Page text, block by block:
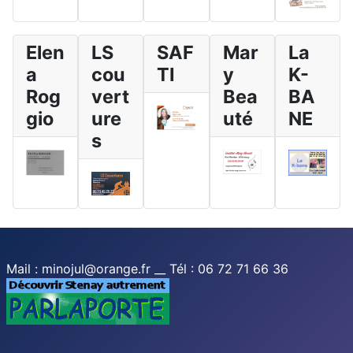
Elen
a
Rog
gio
LS
cou
vert
ure
s
SAF
TI
Mar
y
Bea
uté
La
K-
BA
NE
Mail : minojul@orange.fr __ Tél : 06 72 71 66 36